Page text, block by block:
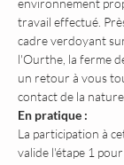
environnement
travail effectué.
cadre verdoyant
l'Ourthe, la ferme
un retour à vous
contact de la
En pratique :
La participation à
valide l'étape 1